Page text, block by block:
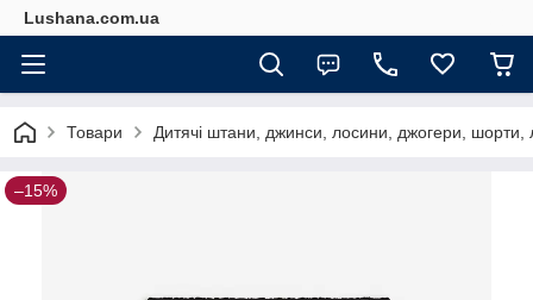
Lushana.com.ua
Товари Дитячі штани, джинси, лосини, джогери, шорти,
–15%